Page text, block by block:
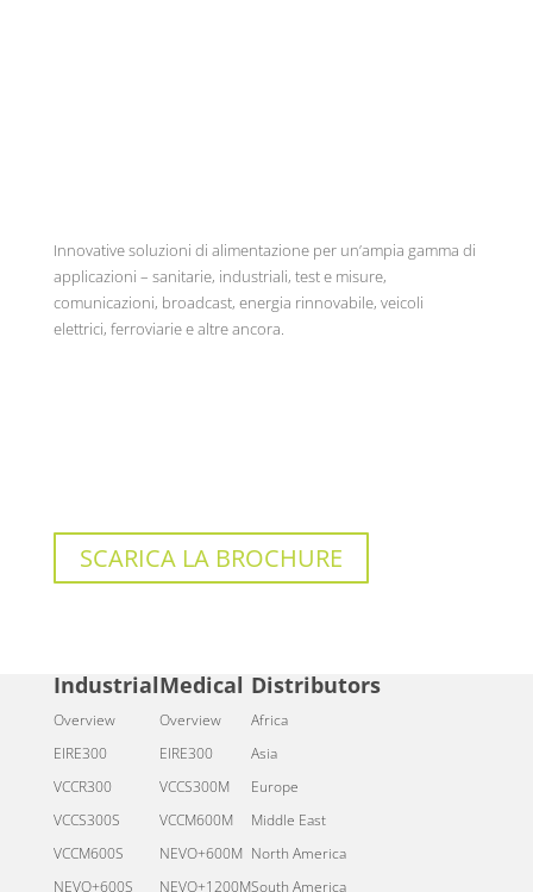
Innovative soluzioni di alimentazione per un’ampia gamma di
applicazioni – sanitarie, industriali, test e misure,
comunicazioni, broadcast, energia rinnovabile, veicoli
elettrici, ferroviarie e altre ancora.
SCARICA LA BROCHURE
Industrial
Overview
EIRE300
VCCR300
VCCS300S
VCCM600S
NEVO+600S
Medical
Overview
EIRE300
VCCS300M
VCCM600M
NEVO+600M
NEVO+1200M
Distributors
Africa
Asia
Europe
Middle East
North America
South America